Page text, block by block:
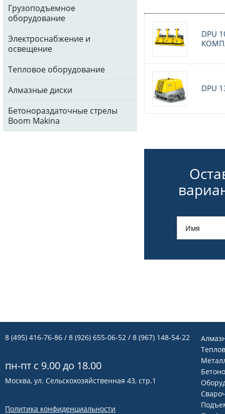
Грузоподъемное
оборудование
Электроснабжение и
освещение
Тепловое оборудование
Алмазные диски
Бетонораздаточные стрелы
Boom Makina
DPU
DPU
8 (495) 416-76-86 / 8 (926) 655-06-52 / 8 (967) 148-54-22
пн-пт с 9.00 до 18.00
Москва, ул. Сельскохозяйственная 43, стр.1
Политика конфиденциальности